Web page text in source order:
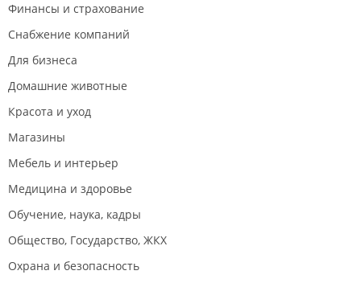
Финансы и страхование
Снабжение компаний
Для бизнеса
Домашние животные
Красота и уход
Магазины
Мебель и интерьер
Медицина и здоровье
Обучение, наука, кадры
Общество, Государство, ЖКХ
Охрана и безопасность